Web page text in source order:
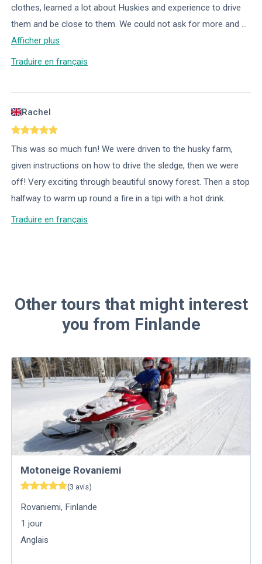
clothes, learned a lot about Huskies and experience to drive
them and be close to them. We could not ask for more and ...
Afficher plus
Traduire en français
Rachel
This was so much fun! We were driven to the husky farm,
given instructions on how to drive the sledge, then we were
off! Very exciting through beautiful snowy forest. Then a stop
halfway to warm up round a fire in a tipi with a hot drink.
Traduire en français
Other tours that might interest
you from Finlande
Motoneige Rovaniemi
(3 avis)
Rovaniemi, Finlande
1 jour
Anglais